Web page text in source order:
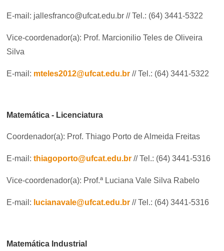
E-mail: jallesfranco@ufcat.edu.br // Tel.: (64) 3441-5322
Vice-coordenador(a): Prof. Marcionilio Teles de Oliveira
Silva
E-mail: mteles2012@ufcat.edu.br // Tel.: (64) 3441-5322
Matemática - Licenciatura
Coordenador(a): Prof. Thiago Porto de Almeida Freitas
E-mail: thiagoporto@ufcat.edu.br // Tel.: (64) 3441-5316
Vice-coordenador(a): Prof.ª Luciana Vale Silva Rabelo
E-mail: lucianavale@ufcat.edu.br // Tel.: (64) 3441-5316
Matemática Industrial